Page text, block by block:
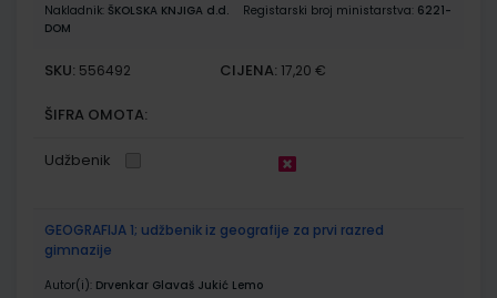
Nakladnik: ŠKOLSKA KNJIGA d.d. Registarski broj ministarstva: 6221-
DOM
SKU: 556492 CIJENA: 17,20 €
ŠIFRA OMOTA:
Udžbenik
GEOGRAFIJA 1; udžbenik iz geografije za prvi razred
gimnazije
Autor(i): Drvenkar Glavaš Jukić Lemo